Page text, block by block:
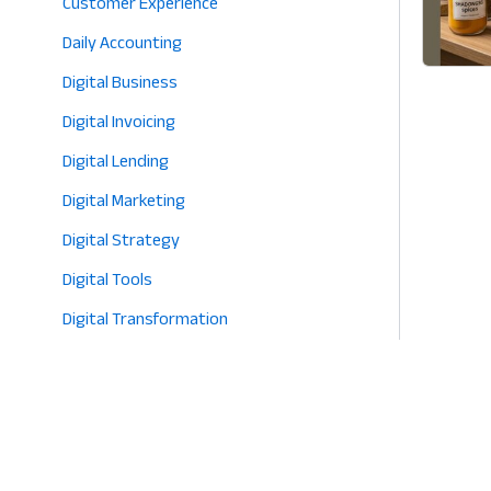
Daily Accounting
Digital Business
Digital Invoicing
Digital Lending
Digital Marketing
Digital Strategy
Digital Tools
Digital Transformation